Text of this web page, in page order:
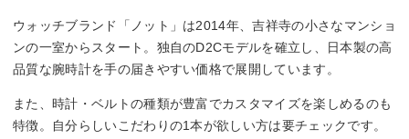
ウォッチブランド「ノット」は2014年、吉祥寺の小さなマンショ
ンの一室からスタート。独自のD2Cモデルを確立し、日本製の高
品質な腕時計を手の届きやすい価格で展開しています。
また、時計・ベルトの種類が豊富でカスタマイズを楽しめるのも
特徴。自分らしいこだわりの1本が欲しい方は要チェックです。